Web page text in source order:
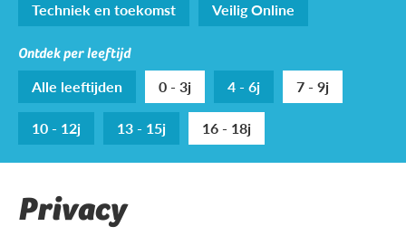
Techniek en toekomst
Veilig Online
Ontdek per leeftijd
Alle leeftijden 0 - 3j 4 - 6j
7 - 9j
10 - 12j
13 - 15j 16 - 18j
Privacy